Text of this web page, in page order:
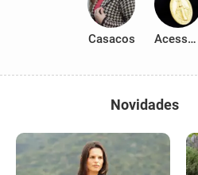
Casacos Acessórios
Novidades